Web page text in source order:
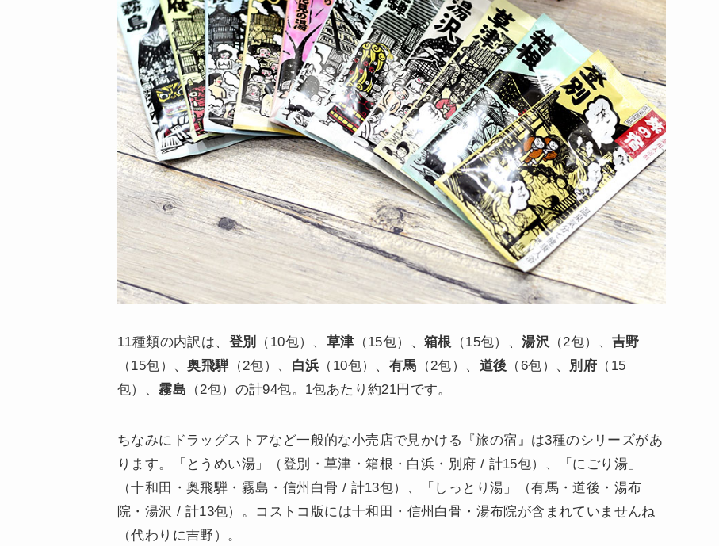
11種類の内訳は、 登別 （10包）、 草津 （15包）、箱根 （15包）、湯沢 （2包）、吉野
（15包）、奥飛騨 （2包）、 白浜 （10包）、 有馬 （2包）、 道後 （6包）、 別府 （15
包）、霧島 （2包）の計94包。1包あたり約21円です。
ちなみにドラッグストアなど一般的な小売店で見かける『旅の宿』は3種のシリーズがあ
ります。「とうめい湯」（登別・草津・箱根・白浜・別府 / 計15包）、「にごり湯」
（十和田・奥飛騨・霧島・信州白骨 / 計13包）、「しっとり湯」（有馬・道後・湯布
院・湯沢 / 計13包）。コストコ版には十和田・信州白骨・湯布院が含まれていませんね
（代わりに吉野）。